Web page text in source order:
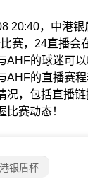
20:40，中港
赛，24直播会
AHF的球迷可
AHF的直播赛
况，包括直播
赛动态！
银盾杯